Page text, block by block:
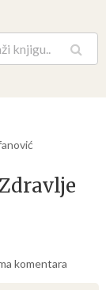
Pretraga
komentara